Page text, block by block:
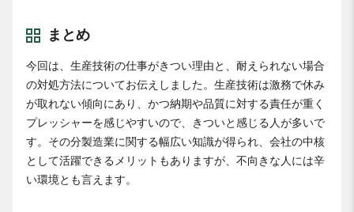
まとめ
今回は、生産技術の仕事がきつい理由と、耐えられない場合
の対処方法についてお伝えしました。生産技術は激務で休み
が取れない傾向にあり、かつ納期や品質に対する責任が重く
プレッシャーを感じやすいので、きついと感じる人が多いで
す。その分製造業に関する幅広い知識が得られ、会社の中核
として活躍できるメリットもありますが、不向きな人には辛
い環境とも言えます。